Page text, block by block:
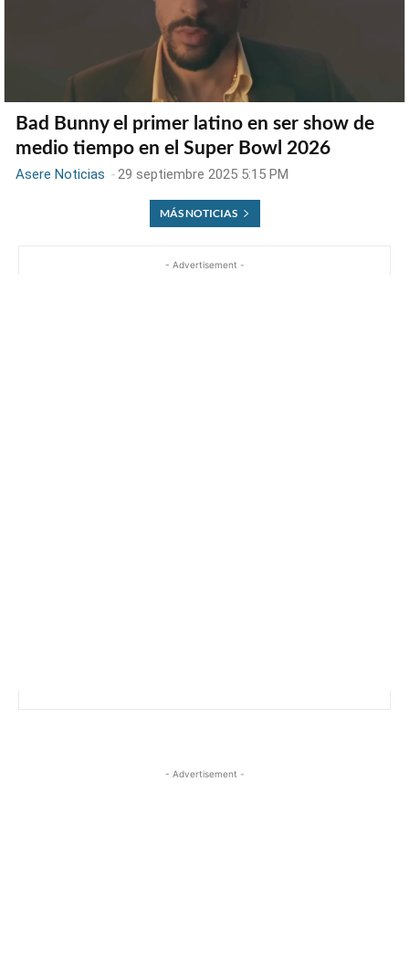
Bad Bunny el primer latino en ser show de
medio tiempo en el Super Bowl 2026
Asere Noticias - 29 septiembre 2025 5:15 PM
MÁS NOTICIAS
- Advertisement -
- Advertisement -